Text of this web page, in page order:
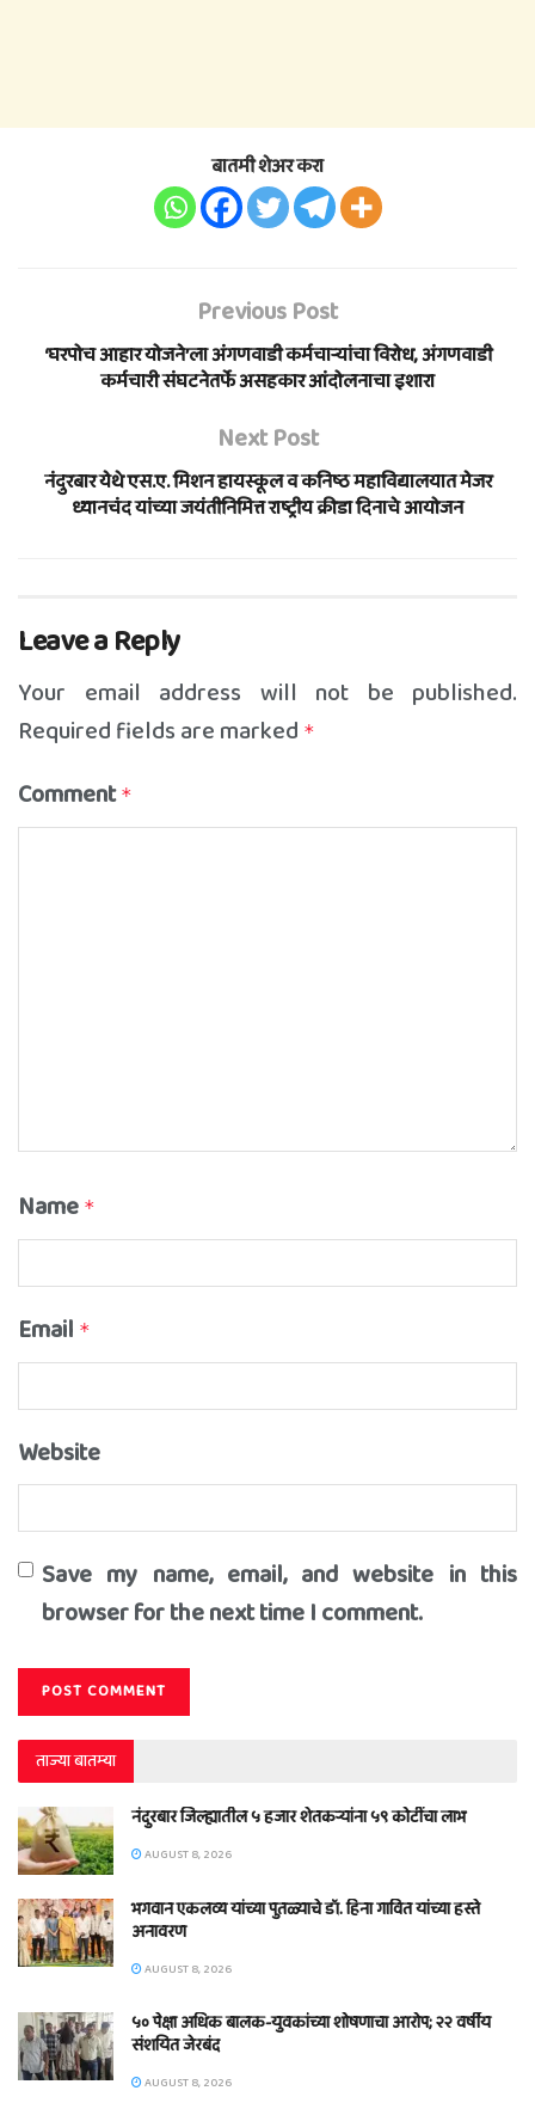
बातमी शेअर करा
Previous Post
‘घरपोच आहार योजने’ला अंगणवाडी कर्मचार्‍यांचा विरोध, अंगणवाडी
कर्मचारी संघटनेतर्फे असहकार आंदोलनाचा इशारा
Next Post
नंदुरबार येथे एस.ए. मिशन हायस्कूल व कनिष्ठ महाविद्यालयात मेजर
ध्यानचंद यांच्या जयंतीनिमित्त राष्ट्रीय क्रीडा दिनाचे आयोजन
Leave a Reply
Your email address will not be published.
Required fields are marked *
Comment *
Name *
Email *
Website
Save my name, email, and website in this
browser for the next time I comment.
ताज्या बातम्या
नंदुरबार जिल्ह्यातील ५ हजार शेतकऱ्यांना ५९ कोटींचा लाभ
AUGUST 8, 2026
भगवान एकलव्य यांच्या पुतळ्याचे डॉ. हिना गावित यांच्या हस्ते
अनावरण
AUGUST 8, 2026
५० पेक्षा अधिक बालक-युवकांच्या शोषणाचा आरोप; २२ वर्षीय
संशयित जेरबंद
AUGUST 8, 2026